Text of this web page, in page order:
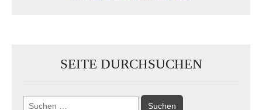
SEITE DURCHSUCHEN
Suchen